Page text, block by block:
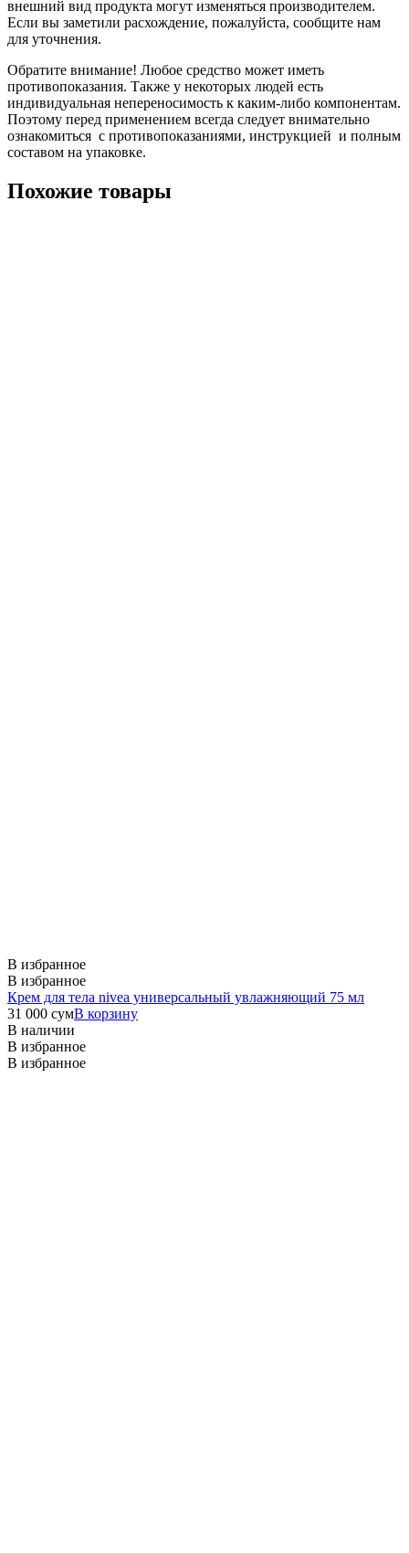
внешний вид продукта могут изменяться производителем.
Если вы заметили расхождение, пожалуйста, сообщите нам
для уточнения.
Обратите внимание! Любое средство может иметь
противопоказания. Также у некоторых людей есть
индивидуальная непереносимость к каким-либо компонентам.
Поэтому перед применением всегда следует внимательно
ознакомиться с противопоказаниями, инструкцией и полным
составом на упаковке.
Похожие товары
В избранное
В избранное
Крем для тела nivea универсальный увлажняющий 75 мл
31 000 сумВ корзину
В наличии
В избранное
В избранное